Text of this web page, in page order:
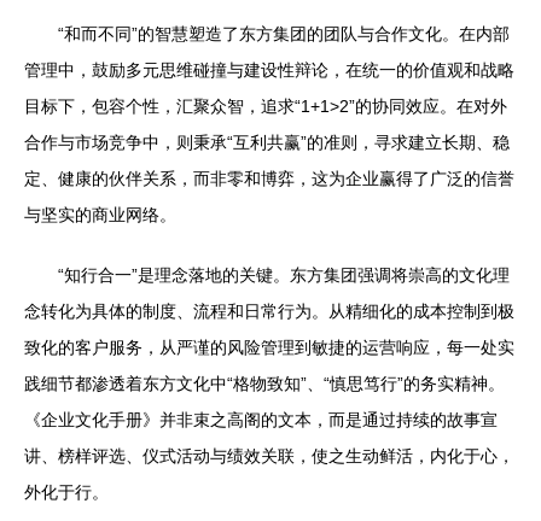
“和而不同”的智慧塑造了东方集团的团队与合作文化。在内部
管理中，鼓励多元思维碰撞与建设性辩论，在统一的价值观和战略
目标下，包容个性，汇聚众智，追求“1+1>2”的协同效应。在对外
合作与市场竞争中，则秉承“互利共赢”的准则，寻求建立长期、稳
定、健康的伙伴关系，而非零和博弈，这为企业赢得了广泛的信誉
与坚实的商业网络。
“知行合一”是理念落地的关键。东方集团强调将崇高的文化理
念转化为具体的制度、流程和日常行为。从精细化的成本控制到极
致化的客户服务，从严谨的风险管理到敏捷的运营响应，每一处实
践细节都渗透着东方文化中“格物致知”、“慎思笃行”的务实精神。
《企业文化手册》并非束之高阁的文本，而是通过持续的故事宣
讲、榜样评选、仪式活动与绩效关联，使之生动鲜活，内化于心，
外化于行。